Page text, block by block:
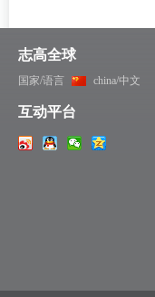
志高全球
国家/语言 china/中文
互动平台